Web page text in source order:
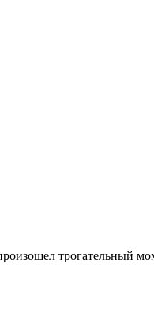
трогательный